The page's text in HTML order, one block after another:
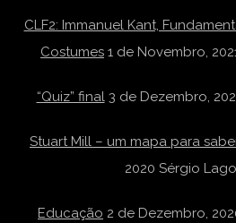
CLF2: Immanuel Kant,
Costumes 1 de Novembro,
“Quiz” final 3 de Dezembro,
Stuart Mill – um mapa para
2020 Sérgio
Educação 2 de Dezembro,